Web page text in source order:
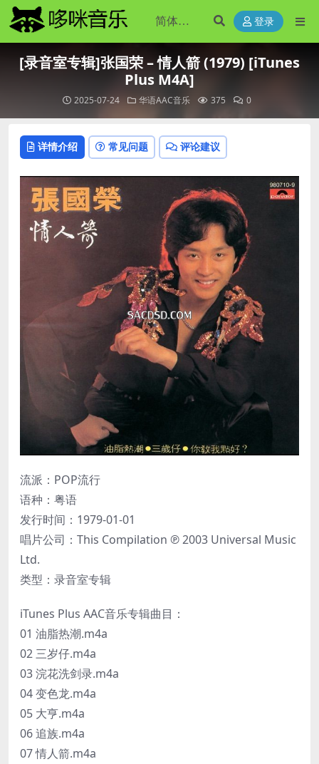
登录
[录音室专辑]张国荣 – 情人箭 (1979) [iTunes
Plus M4A]
2025-07-24 华语AAC音乐 375 0
详情介绍 常见问题 评论建议
流派：POP流行
语种：粤语
发行时间：1979-01-01
唱片公司：This Compilation ℗ 2003 Universal Music
Ltd.
类型：录音室专辑
iTunes Plus AAC音乐专辑曲目：
01 油脂热潮.m4a
02 三岁仔.m4a
03 浣花洗剑录.m4a
04 变色龙.m4a
05 大亨.m4a
06 追族.m4a
07 情人箭.m4a